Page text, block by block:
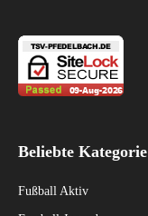
Beliebte Kategorie
Fußball Aktiv